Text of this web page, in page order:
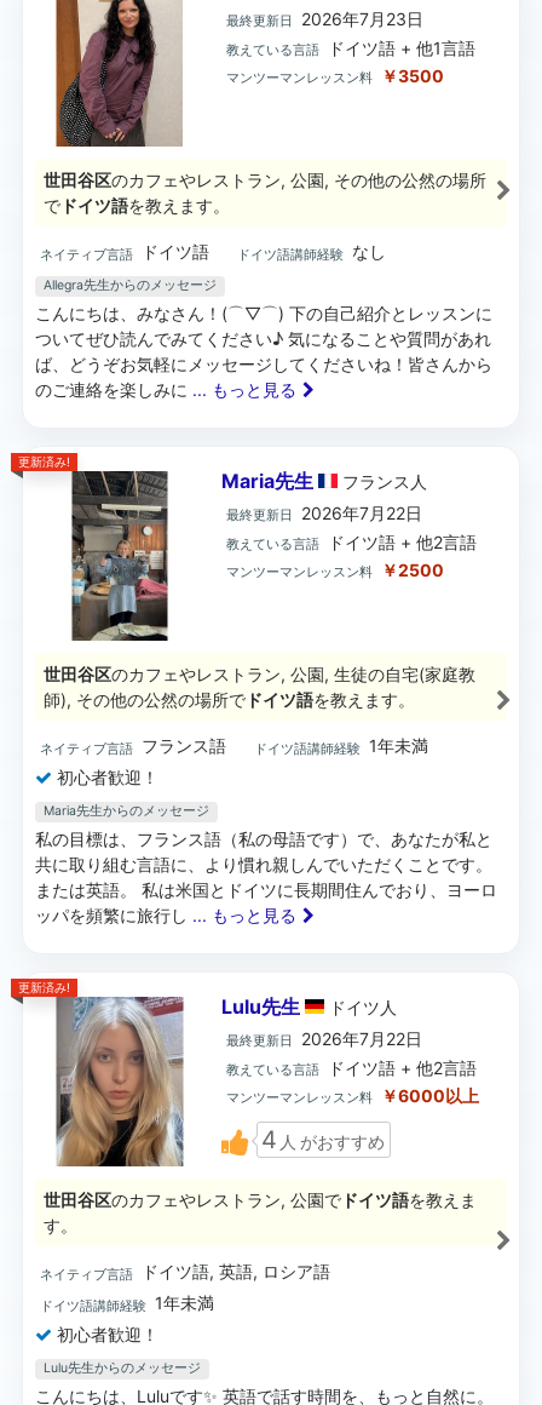
最終更新日 2026年7月23日
教えている言語 ドイツ語 + 他1言語
マンツーマンレッスン料 ￥3500
世田谷区のカフェやレストラン, 公園, その他の公然の場所
で ドイツ語を教えます。
ネイティブ言語 ドイツ語 ドイツ語講師経験 なし
Allegra先生からのメッセージ
こんにちは、みなさん！(⌒▽⌒) 下の自己紹介とレッスンに
ついてぜひ読んでみてください♪ 気になることや質問があれ
ば、どうぞお気軽にメッセージしてくださいね！皆さんから
のご連絡を楽しみに ... もっと見る
更新済み!
Maria先生 フランス 人
最終更新日 2026年7月22日
教えている言語 ドイツ語 + 他2言語
マンツーマンレッスン料 ￥2500
世田谷区のカフェやレストラン, 公園, 生徒の自宅(家庭教
師), その他の公然の場所で ドイツ語を教えます。
ネイティブ言語 フランス語 ドイツ語講師経験 1年未満
初心者歓迎！
Maria先生からのメッセージ
私の目標は、フランス語（私の母語です）で、あなたが私と
共に取り組む言語に、より慣れ親しんでいただくことです。
または英語。 私は米国とドイツに長期間住んでおり、ヨーロ
ッパを頻繁に旅行し ... もっと見る
更新済み!
Lulu先生 ドイツ 人
最終更新日 2026年7月22日
教えている言語 ドイツ語 + 他2言語
マンツーマンレッスン料 ￥6000以上
4 人 がおすすめ
世田谷区のカフェやレストラン, 公園で ドイツ語を教えま
す。
ネイティブ言語 ドイツ語, 英語, ロシア語
ドイツ語講師経験 1年未満
初心者歓迎！
Lulu先生からのメッセージ
こんにちは、Luluです✨ 英語で話す時間を、もっと自然に。